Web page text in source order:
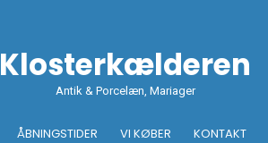
Klosterkælderen
Antik & Porcelæn, Mariager
ÅBNINGSTIDER VI KØBER KONTAKT